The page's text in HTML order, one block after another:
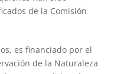
de la Comisión
es financiado por el
de la Naturaleza